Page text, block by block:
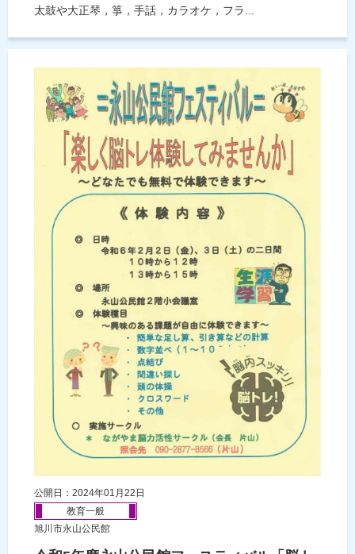
太鼓や大正琴，箏，手話，カラオケ，フラ...
公開日：2024年01月22日
教育一般
旭川市永山公民館